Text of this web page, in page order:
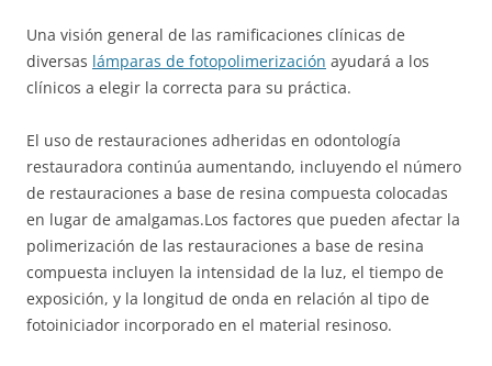
Una visión general de las ramificaciones clínicas de
diversas lámparas de fotopolimerización ayudará a los
clínicos a elegir la correcta para su práctica.
El uso de restauraciones adheridas en odontología
restauradora continúa aumentando, incluyendo el número
de restauraciones a base de resina compuesta colocadas
en lugar de amalgamas.Los factores que pueden afectar la
polimerización de las restauraciones a base de resina
compuesta incluyen la intensidad de la luz, el tiempo de
exposición, y la longitud de onda en relación al tipo de
fotoiniciador incorporado en el material resinoso.